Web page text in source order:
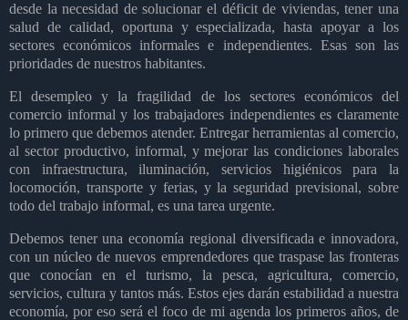
desde la necesidad de solucionar el déficit de viviendas, tener una
salud de calidad, oportuna y especializada, hasta apoyar a los
sectores económicos informales e independientes. Esas son las
prioridades de nuestros habitantes.
El desempleo y la fragilidad de los sectores económicos del
comercio informal y los trabajadores independientes es claramente
lo primero que debemos atender. Entregar herramientas al comercio,
al sector productivo, informal, y mejorar las condiciones laborales
con infraestructura, iluminación, servicios higiénicos para la
locomoción, transporte y ferias, y la seguridad previsional, sobre
todo del trabajo informal, es una tarea urgente.
Debemos tener una economía regional diversificada e innovadora,
con un núcleo de nuevos emprendedores que traspase las fronteras
que conocían en el turismo, la pesca, agricultura, comercio,
servicios, cultura y tantos más. Estos ejes darán estabilidad a nuestra
economía, por eso será el foco de mi agenda los primeros años, de